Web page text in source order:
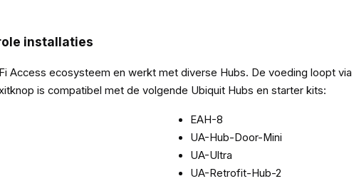
installaties
Access ecosysteem en werkt met diverse Hubs. De voeding loopt
is compatibel met de volgende Ubiquit Hubs en starter kits:
EAH-8
UA-Hub-Door-Mini
UA-Ultra
UA-Retrofit-Hub-2